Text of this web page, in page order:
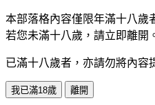
本部落格內容僅限年滿十八歲
若您未滿十八歲，請立即離開
已滿十八歲者，亦請勿將內容
我已滿18歲 離開